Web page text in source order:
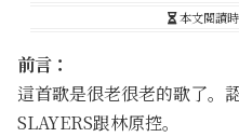
本文閱讀
前言：
這首歌是很老很老的歌了。
SLAYERS跟林原控。